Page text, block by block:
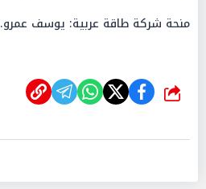
منحة شركة طاقة عربية: يوسف عمرو.
شارك